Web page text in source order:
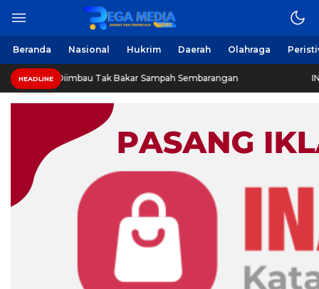
Beranda Nasional Hukrim Daerah Olahraga
HEADLINE
Tak Bakar Sampah Sembarangan INVESTIGASI: